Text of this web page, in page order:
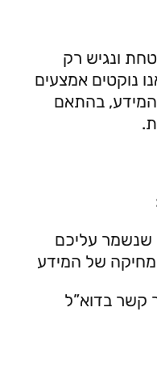
ונגיש רק
נוקטים אמצעים
המידע, בהתאם
שנשמר עליכם
מחיקה של המידע
קשר בדוא”ל